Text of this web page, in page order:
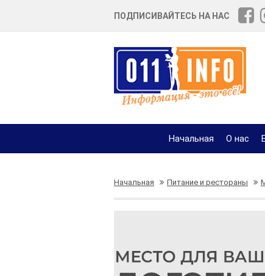
ПОДПИСИВАЙТЕСЬ НА НАС
Начальная О нас
Начальная Питание и рестораны